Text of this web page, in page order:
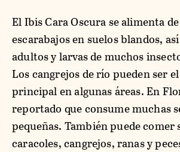
El Ibis Cara Oscura se alimenta
escarabajos en suelos blandos,
adultos y larvas de muchos
Los cangrejos de río pueden ser
principal en algunas áreas. En
reportado que consume muchas
pequeñas. También puede comer
caracoles, cangrejos, ranas y